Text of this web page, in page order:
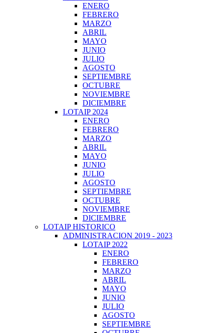
ENERO
FEBRERO
MARZO
ABRIL
MAYO
JUNIO
JULIO
AGOSTO
SEPTIEMBRE
OCTUBRE
NOVIEMBRE
DICIEMBRE
LOTAIP 2024
ENERO
FEBRERO
MARZO
ABRIL
MAYO
JUNIO
JULIO
AGOSTO
SEPTIEMBRE
OCTUBRE
NOVIEMBRE
DICIEMBRE
LOTAIP HISTORICO
ADMINISTRACION 2019 - 2023
LOTAIP 2022
ENERO
FEBRERO
MARZO
ABRIL
MAYO
JUNIO
JULIO
AGOSTO
SEPTIEMBRE